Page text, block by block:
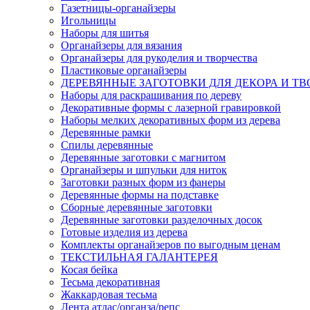
Газетницы-органайзеры
Игольницы
Наборы для шитья
Органайзеры для вязания
Органайзеры для рукоделия и творчества
Пластиковые органайзеры
ДЕРЕВЯННЫЕ ЗАГОТОВКИ ДЛЯ ДЕКОРА И
Наборы для раскрашивания по дереву
Декоративные формы с лазерной гравировкой
Наборы мелких декоративных форм из дерева
Деревянные рамки
Спилы деревянные
Деревянные заготовки с магнитом
Органайзеры и шпульки для ниток
Заготовки разных форм из фанеры
Деревянные формы на подставке
Сборные деревянные заготовки
Деревянные заготовки разделочных досок
Готовые изделия из дерева
Комплекты органайзеров по выгодным ценам
ТЕКСТИЛЬНАЯ ГАЛАНТЕРЕЯ
Косая бейка
Тесьма декоративная
Жаккардовая тесьма
Лента атлас/органза/репс